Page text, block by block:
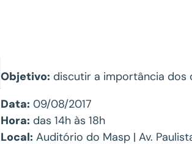
Objetivo: discutir a importância dos
Data: 09/08/2017
Hora: das 14h às 18h
Local: Auditório do Masp | Av.